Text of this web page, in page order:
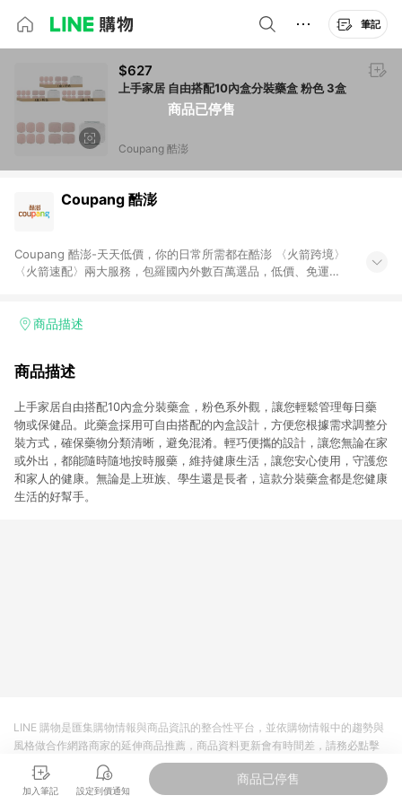
筆記
商品已停售
$627
上手家居 自由搭配10內盒分裝藥盒 粉色 3盒
Coupang 酷澎
Coupang 酷澎
Coupang 酷澎-天天低價，你的日常所需都在酷澎 〈火箭跨境〉
〈火箭速配〉兩大服務，包羅國內外數百萬選品，低價、免運，
加入WOW會員告別湊免運，火箭速配、火箭跨境優質選品不限金
商品描述
商品描述
上手家居自由搭配10內盒分裝藥盒，粉色系外觀，讓您輕鬆管理每日藥
物或保健品。此藥盒採用可自由搭配的內盒設計，方便您根據需求調整分
裝方式，確保藥物分類清晰，避免混淆。輕巧便攜的設計，讓您無論在家
或外出，都能隨時隨地按時服藥，維持健康生活，讓您安心使用，守護您
和家人的健康。無論是上班族、學生還是長者，這款分裝藥盒都是您健康
生活的好幫手。
加入筆記 設定到價通知
商品已停售
LINE 購物是匯集購物情報與商品資訊的整合性平台，並依購物情報中的趨勢與
風格做合作網路商家的延伸商品推薦，商品資料更新會有時間差，請務必點擊
商品至各合作網路商家，確認現售價與購物條件，一切資訊以合作廠商網頁為
準。